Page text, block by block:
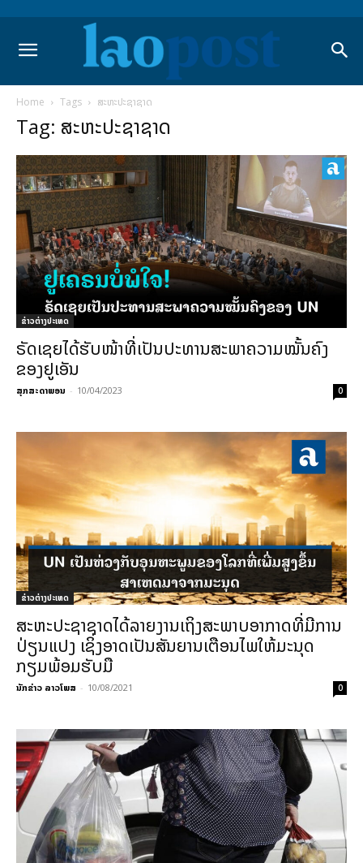
Home Tags ສະຫະປະຊາຊາດ
Tag: ສະຫະປະຊາຊາດ
ຂ່າວຕ່າງປະເທດ
ຣັດເຊຍໄດ້ຮັບໜ້າທີ່ເປັນປະທານສະພາຄວາມໝັ້ນຄົງ
ຂອງຢູເອັນ
ສຸກສະດາພອນ - 10/04/2023 0
ຂ່າວຕ່າງປະເທດ
ສະຫະປະຊາຊາດໄດ້ລາຍງານເຖິງສະພາບອາກາດທີ່ມີການ
ປ່ຽນແປງ ເຊິ່ງອາດເປັນສັນຍານເຕືອນໄພໃຫ້ມະນຸດ
ກຽມພ້ອມຮັບມື
ນັກຂ່າວ ລາວໂພສ - 10/08/2021 0